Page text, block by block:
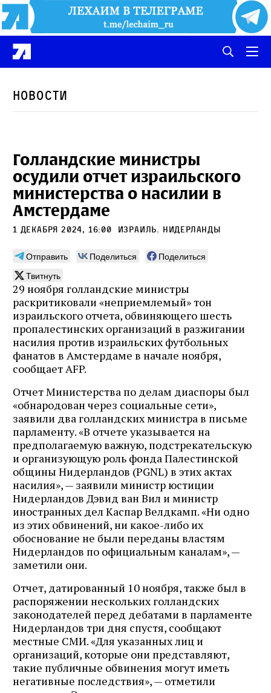
Новости
Голландские министры
осудили отчет израильского
министерства о насилии в
Амстердаме
1 декабря 2024, 16:00 Израиль, Нидерланды
Отправить Поделиться
Поделиться
Твитнуть
29 ноября голландские министры
раскритиковали «неприемлемый» тон
израильского отчета, обвиняющего шесть
пропалестинских организаций в разжигании
насилия против израильских футбольных
фанатов в Амстердаме в начале ноября,
сообщает AFP.
Отчет Министерства по делам диаспоры был
«обнародован через социальные сети»,
заявили два голландских министра в письме
парламенту. «В отчете указывается на
предполагаемую важную, подстрекательскую
и организующую роль фонда Палестинской
общины Нидерландов (PGNL) ​​в этих актах
насилия», — заявили министр юстиции
Нидерландов Дэвид ван Вил и министр
иностранных дел Каспар Велдкамп. «Ни одно
из этих обвинений, ни какое-либо их
обоснование не были переданы властям
Нидерландов по официальным каналам», —
заметили они.
Отчет, датированный 10 ноября, также был в
распоряжении нескольких голландских
законодателей перед дебатами в парламенте
Нидерландов три дня спустя, сообщают
местные СМИ. «Для указанных лиц и
организаций, которые они представляют,
такие публичные обвинения могут иметь
негативные последствия», — отметили